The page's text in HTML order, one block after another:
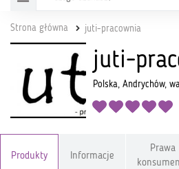
Strona główna juti-pracownia
juti-
Polska, Andrychów,
Produkty Informacje
Prawa